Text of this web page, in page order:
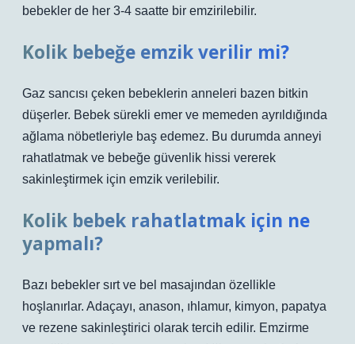
bebekler de her 3-4 saatte bir emzirilebilir.
Kolik bebeğe emzik verilir mi?
Gaz sancısı çeken bebeklerin anneleri bazen bitkin
düşerler. Bebek sürekli emer ve memeden ayrıldığında
ağlama nöbetleriyle baş edemez. Bu durumda anneyi
rahatlatmak ve bebeğe güvenlik hissi vererek
sakinleştirmek için emzik verilebilir.
Kolik bebek rahatlatmak için ne
yapmalı?
Bazı bebekler sırt ve bel masajından özellikle
hoşlanırlar. Adaçayı, anason, ıhlamur, kimyon, papatya
ve rezene sakinleştirici olarak tercih edilir. Emzirme